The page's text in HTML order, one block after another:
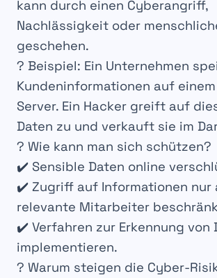
kann durch einen Cyberangriff,
Nachlässigkeit oder
geschehen.
? Beispiel: Ein Unternehmen
Kundeninformationen auf einem
Server. Ein Hacker greift auf
Daten zu und verkauft sie im
? Wie kann man sich schützen?
✔️ Sensible Daten online
✔️ Zugriff auf Informationen nur
relevante Mitarbeiter
✔️ Verfahren zur Erkennung von
implementieren.
? Warum steigen die Cyber-